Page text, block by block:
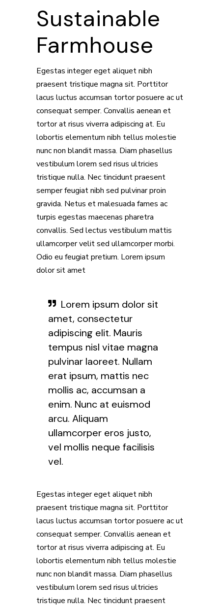
Sustainable
Farmhouse
Egestas integer eget aliquet nibh
praesent tristique magna sit. Porttitor
lacus luctus accumsan tortor posuere ac ut
consequat semper. Convallis aenean et
tortor at risus viverra adipiscing at. Eu
lobortis elementum nibh tellus molestie
nunc non blandit massa. Diam phasellus
vestibulum lorem sed risus ultricies
tristique nulla. Nec tincidunt praesent
semper feugiat nibh sed pulvinar proin
gravida. Netus et malesuada fames ac
turpis egestas maecenas pharetra
convallis. Sed lectus vestibulum mattis
ullamcorper velit sed ullamcorper morbi.
Odio eu feugiat pretium. Lorem ipsum
dolor sit amet
Lorem ipsum dolor sit
amet, consectetur
adipiscing elit. Mauris
tempus nisl vitae magna
pulvinar laoreet. Nullam
erat ipsum, mattis nec
mollis ac, accumsan a
enim. Nunc at euismod
arcu. Aliquam
ullamcorper eros justo,
vel mollis neque facilisis
vel.
Egestas integer eget aliquet nibh
praesent tristique magna sit. Porttitor
lacus luctus accumsan tortor posuere ac ut
consequat semper. Convallis aenean et
tortor at risus viverra adipiscing at. Eu
lobortis elementum nibh tellus molestie
nunc non blandit massa. Diam phasellus
vestibulum lorem sed risus ultricies
tristique nulla. Nec tincidunt praesent